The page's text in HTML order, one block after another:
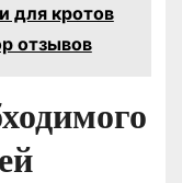
для кротов
отзывов